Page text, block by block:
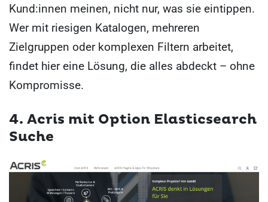
Kund:innen meinen, nicht nur, was sie eintippen.
Wer mit riesigen Katalogen, mehreren
Zielgruppen oder komplexen Filtern arbeitet,
findet hier eine Lösung, die alles abdeckt – ohne
Kompromisse.
4. Acris mit Option Elasticsearch
Suche